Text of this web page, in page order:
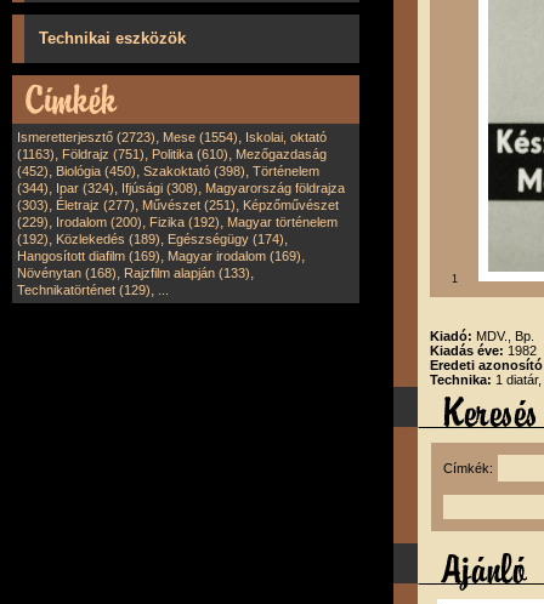
Technikai eszközök
Ismeretterjesztő (2723), Mese (1554), Iskolai, oktató
(1163), Földrajz (751), Politika (610), Mezőgazdaság
(452), Biológia (450), Szakoktató (398), Történelem
(344), Ipar (324), Ifjúsági (308), Magyarország földrajza
(303), Életrajz (277), Művészet (251), Képzőművészet
(229), Irodalom (200), Fizika (192), Magyar történelem
(192), Közlekedés (189), Egészségügy (174),
Hangosított diafilm (169), Magyar irodalom (169),
Növénytan (168), Rajzfilm alapján (133),
Technikatörténet (129),
1
Kiadó: MDV., Bp.
Kiadás éve: 1982
Eredeti
Technika: 1
Címkék: